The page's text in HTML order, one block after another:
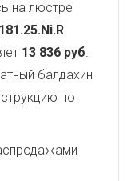
на люстре
181.25.Ni.R.
13 836 руб.
балдахин
по